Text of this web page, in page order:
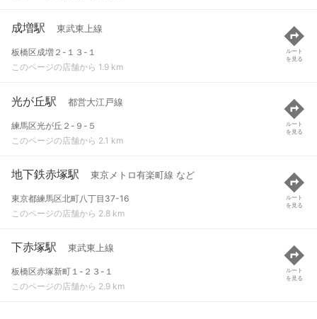
成増駅 東武東上線
板橋区成増２-１３-１
このページの店舗から 1.9 km
ルート
を見る
光が丘駅 都営大江戸線
練馬区光が丘２-９-５
このページの店舗から 2.1 km
ルート
を見る
地下鉄赤塚駅 東京メトロ有楽町線 など
東京都練馬区北町八丁目37-16
このページの店舗から 2.8 km
ルート
を見る
下赤塚駅 東武東上線
板橋区赤塚新町１-２３-１
このページの店舗から 2.9 km
ルート
を見る